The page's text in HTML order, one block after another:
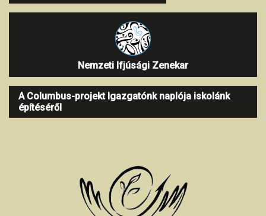
Nemzeti Ifjúsági Zenekar
A Columbus-projekt Igazgatónk naplója iskolánk
építéséről